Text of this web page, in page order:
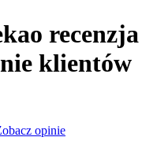
klientów
opinie